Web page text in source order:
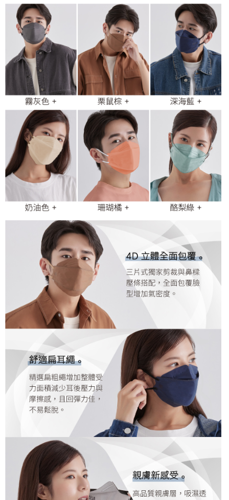
易，需依本服務之必要範圍內提供個人資料，並將交易相關給付款項請求債
權轉讓予恩沛科技股份有限公司。
２．關於個人資料處理事宜，請瀏覽以下網址：
https://aftee.tw/terms/#terms3
３．未成年的使用者請事先徵得法定代理人或監護人之同意方可使用
「AFTEE先享後付」，若未經同意申辦者引起之損失，本公司不負相關責
任。
４．使用「AFTEE先享後付」時，將依據個別帳號之用戶狀況，依本公司即
時審查核予不同之上限額度；若仍有額度不足之情形，本公司將視審查結果
請求用戶進行身份認證。
５．嚴禁一人註冊多個帳號或使用他人資訊註冊。若發現惡意使用之情形，
恩沛科技股份有限公司將有權停止該用戶之使用額度並採取法律行動。